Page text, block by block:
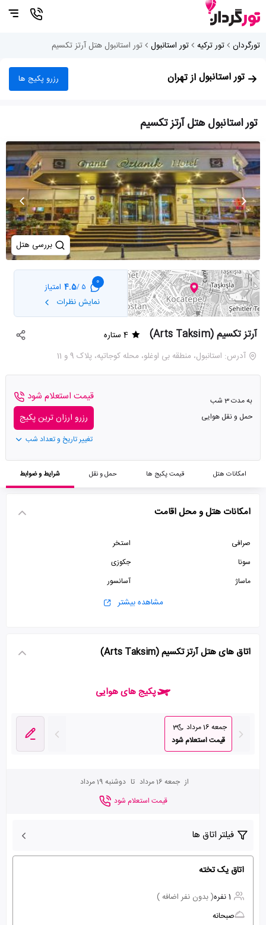
تورگردان تور ترکیه تور استانبول تور استانبول هتل آرتز تکسیم
تور استانبولاز تهران رزرو پکیج ها
تور استانبول هتل آرتز تکسیم
بررسی هتل
0
5 /
4.5 امتیاز
نمایش نظرات
آرتز تکسیم (Arts Taksim)
4 ستاره
آدرس: استانبول، منطقه بی اوغلو، محله کوجاتپه، پلاک 9 و 11
به مدت 3 شب
حمل و نقل هوایی
قیمت استعلام شود
رزرو ارزان ترین پکیج
تغییر تاریخ و تعداد شب
امکانات هتل قیمت پکیج ها حمل و نقل شرایط و ضوابط
امکانات هتل و محل اقامت
صرافی
استخر
سونا
جکوزی
ماساژ
آسانسور
پذیرش 24 ساعته
سالن همایش
مشاهده بیشتر
اتاق های هتل آرتز تکسیم (Arts Taksim)
پکیج های هوایی
جمعه 16 مرداد
3
قیمت استعلام شود
از جمعه 16 مرداد تا دوشنبه 19 مرداد
قیمت استعلام شود
فیلتر اتاق ها
اتاق یک تخته
1 نفره
( بدون نفر اضافه )
صبحانه